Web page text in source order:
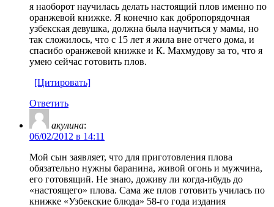
я наоборот научилась делать настоящий плов именно по
оранжевой книжке. Я конечно как добропорядочная
узбекская девушка, должна была научиться у мамы, но
так сложилось, что с 15 лет я жила вне отчего дома, и
спасибо оранжевой книжке и К. Махмудову за то, что я
умею сейчас готовить плов.
[Цитировать]
Ответить
акулина:
06/02/2012 в 14:11
Мой сын заявляет, что для приготовления плова
обязательно нужны баранина, живой огонь и мужчина,
его готовящий. Не знаю, доживу ли когда-ибудь до
«настоящего» плова. Сама же плов готовить училась по
книжке «Узбекские блюда» 58-го года издания